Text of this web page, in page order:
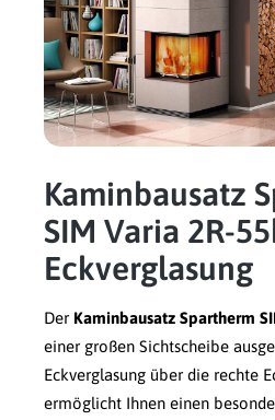
Kaminbausatz
SIM Varia 2R-
Eckverglasung
Der Kaminbausatz Spartherm
einer großen Sichtscheibe
Eckverglasung über die rechte
ermöglicht Ihnen einen